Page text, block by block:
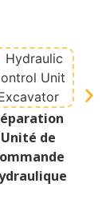
Unité de